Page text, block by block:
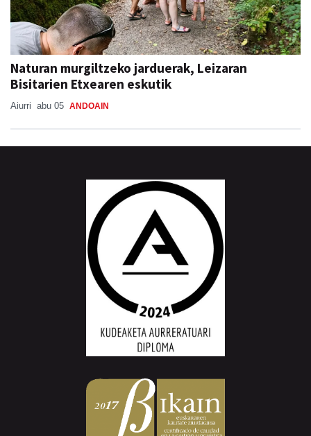
Naturan murgiltzeko jarduerak, Leizaran
Bisitarien Etxearen eskutik
Aiurri abu 05 ANDOAIN